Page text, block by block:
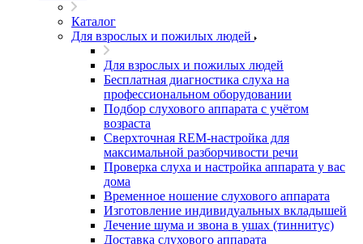
Каталог
Для взрослых и пожилых людей
Для взрослых и пожилых людей
Бесплатная диагностика слуха на
профессиональном оборудовании
Подбор слухового аппарата с учётом
возраста
Сверхточная REM-настройка для
максимальной разборчивости речи
Проверка слуха и настройка аппарата у вас
дома
Временное ношение слухового аппарата
Изготовление индивидуальных вкладышей
Лечение шума и звона в ушах (тиннитус)
Доставка слухового аппарата